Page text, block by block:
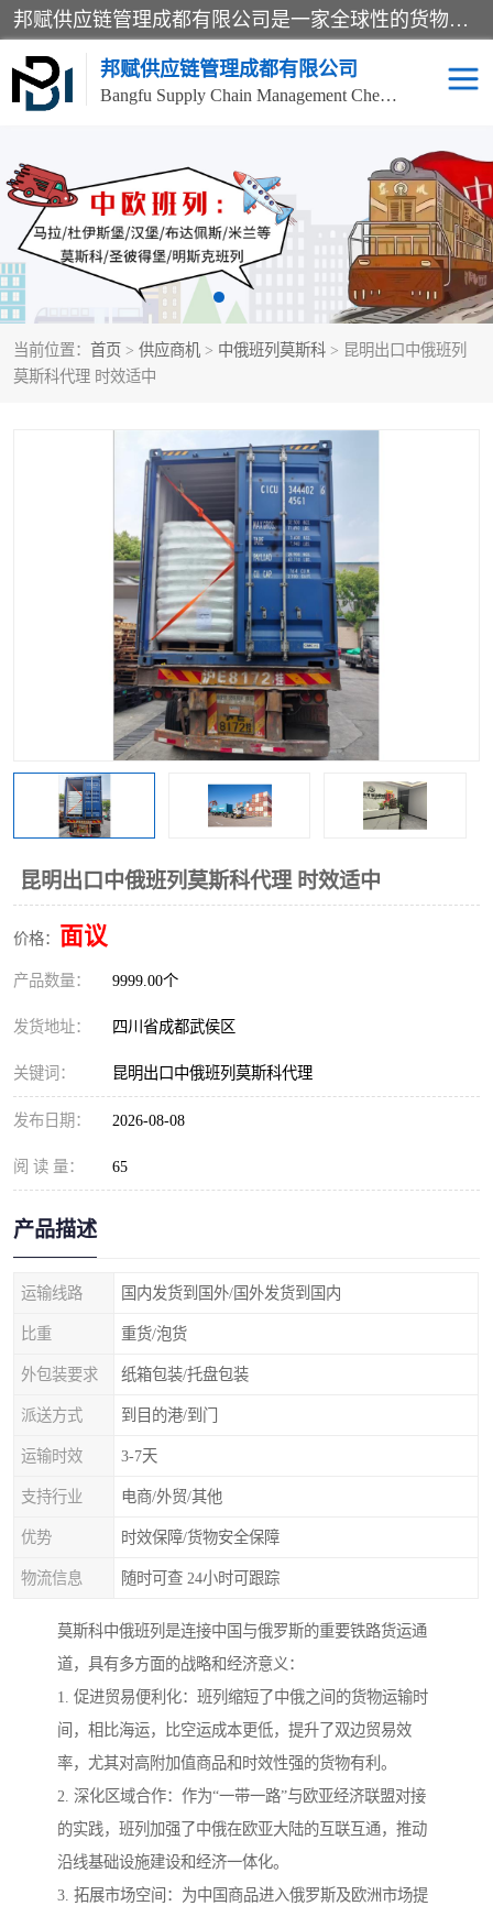
邦赋供应链管理成都有限公司是一家全球性的货物运输代理公司，主要从事：波兰中欧班列、德国中欧班列、出口莫斯科班列、中欧班列进口、蓉欧铁路、成都出口空运等业务，同时亦提供报关、报检、仓储、码头操作等服务。
邦赋供应链管理成都有限公司
Bangfu Supply Chain Management Chengdu Co.,LTD
当前位置： 首页 > 供应商机 > 中俄班列莫斯科 > 昆明出口中俄班列
莫斯科代理 时效适中
昆明出口中俄班列莫斯科代理 时效适中
价格： 面议
产品数量： 9999.00个
发货地址： 四川省成都武侯区
关键词： 昆明出口中俄班列莫斯科代理
发布日期： 2026-08-08
阅 读 量： 65
产品描述
运输线路 国内发货到国外/国外发货到国内
比重 重货/泡货
外包装要求 纸箱包装/托盘包装
派送方式 到目的港/到门
运输时效 3-7天
支持行业 电商/外贸/其他
优势 时效保障/货物安全保障
物流信息 随时可查 24小时可跟踪
莫斯科中俄班列是连接中国与俄罗斯的重要铁路货运通
道，具有多方面的战略和经济意义：
1. 促进贸易便利化：班列缩短了中俄之间的货物运输时
间，相比海运，比空运成本更低，提升了双边贸易效
率，尤其对高附加值商品和时效性强的货物有利。
2. 深化区域合作：作为“一带一路”与欧亚经济联盟对接
的实践，班列加强了中俄在欧亚大陆的互联互通，推动
沿线基础设施建设和经济一体化。
3. 拓展市场空间：为中国商品进入俄罗斯及欧洲市场提
进出口门到门 成都中欧班列
国际汽运 国际空运
食品进口物流清关 南美海运
化妆品进口清关物流 国际海运
中欧班列进口红酒啤酒
蓉欧班列进口机械设备 马来西亚物流
东南亚铁路 铁路出口拼箱/整柜
中俄班列莫斯科